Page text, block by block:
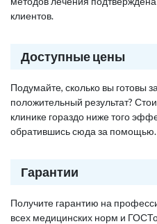
клиентов.
Доступные цены
Подумайте, сколько вы готовы
положительный результат?
клинике гораздо ниже того
обратившись сюда за помощью.
Гарантии
Получите гарантию на
всех медицинских норм и